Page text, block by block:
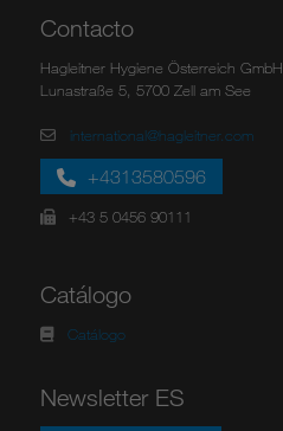
Contacto
Hagleitner Hygiene Österreich GmbH
Lunastraße 5, 5700 Zell am See
international@hagleitner.com
+4313580596
+43 5 0456 90111
Catálogo
Catálogo
Newsletter ES